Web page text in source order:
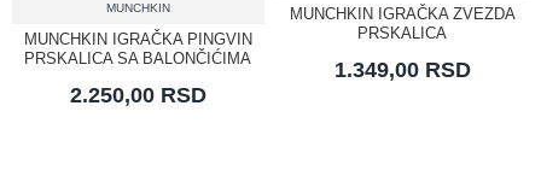
MUNCHKIN
MUNCHKIN IGRAČKA PINGVIN
PRSKALICA SA BALONČIĆIMA
2.250,00 RSD
MUNCHKIN IGRAČKA ZVEZDA
PRSKALICA
1.349,00 RSD